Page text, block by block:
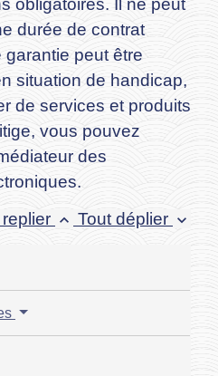
obligatoires. Il ne peut
durée de contrat
garantie peut être
situation de handicap,
de services et produits
vous pouvez
des
keyboard_arrow_up Tout déplier keyboard_arrow_down